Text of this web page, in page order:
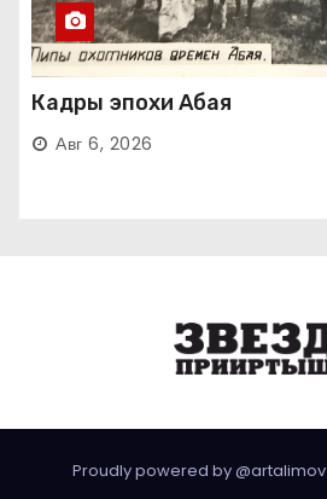
Кадры эпохи Абая
Авг 6, 2026
Proudly powered by @artalimov